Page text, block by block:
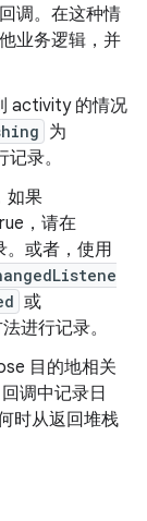
调。在这种情
业务逻辑，并
activity 的情况
为
录。
如果
，请在
或者，使用
或
进行记录。
目的地相关
回调中记录日
时从返回堆栈